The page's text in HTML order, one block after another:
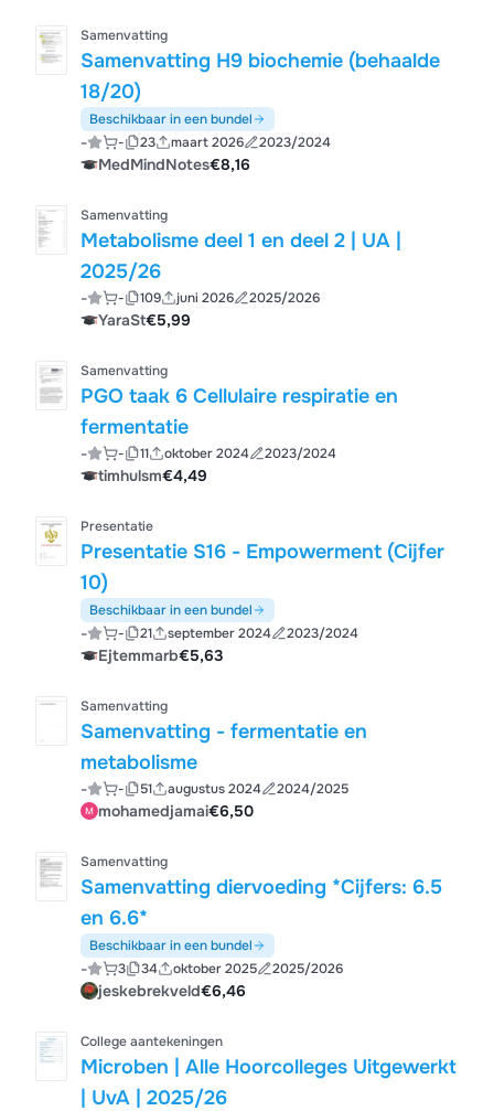
Samenvatting
Samenvatting H9 biochemie (behaalde
18/20)
Beschikbaar in een bundel
- - 23 maart 2026 2023/2024
MedMindNotes€8,16
Samenvatting
Metabolisme deel 1 en deel 2 | UA |
2025/26
- - 109 juni 2026 2025/2026
YaraSt€5,99
Samenvatting
PGO taak 6 Cellulaire respiratie en
fermentatie
- - 11 oktober 2024 2023/2024
timhulsm€4,49
Presentatie
Presentatie S16 - Empowerment (Cijfer
10)
Beschikbaar in een bundel
- - 21 september 2024 2023/2024
Ejtemmarb€5,63
Samenvatting
Samenvatting - fermentatie en
metabolisme
- - 51 augustus 2024 2024/2025
mohamedjamai€6,50
Samenvatting
Samenvatting diervoeding *Cijfers: 6.5
en 6.6*
Beschikbaar in een bundel
- 3 34 oktober 2025 2025/2026
jeskebrekveld€6,46
College aantekeningen
Microben | Alle Hoorcolleges Uitgewerkt
| UvA | 2025/26